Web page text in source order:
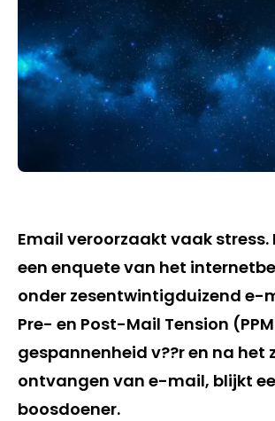
Email veroorzaakt vaak
een enquete van het
onder zesentwintigduizend e-
Pre- en Post-Mail Tension
gespannenheid v??r en na het
ontvangen van e-mail, blijkt
boosdoener.